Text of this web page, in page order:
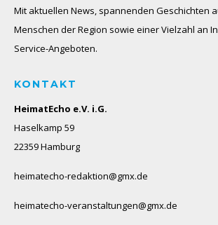
Mit aktuellen News, spannenden Geschichten
Menschen der Region sowie einer Vielzahl an
Service-Angeboten.
KONTAKT
HeimatEcho e.V. i.G.
Haselkamp 59
22359 Hamburg
heimatecho-redaktion@gmx.de
heimatecho-veranstaltungen@gmx.de